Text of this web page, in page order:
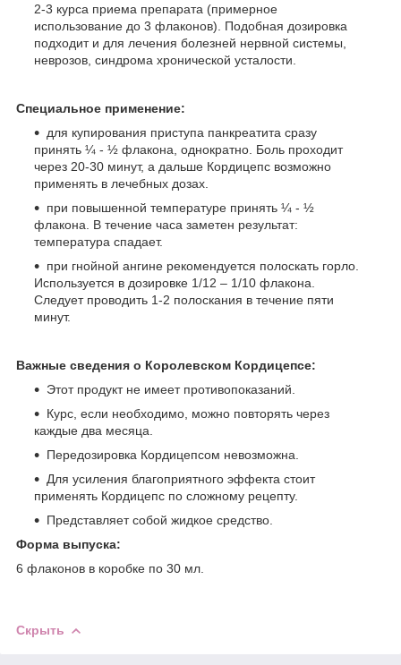
2-3 курса приема препарата (примерное
использование до 3 флаконов). Подобная дозировка
подходит и для лечения болезней нервной системы,
неврозов, синдрома хронической усталости.
Специальное применение:
для купирования приступа панкреатита сразу
принять ¼ - ½ флакона, однократно. Боль проходит
через 20-30 минут, а дальше Кордицепс возможно
применять в лечебных дозах.
при повышенной температуре принять ¼ - ½
флакона. В течение часа заметен результат:
температура спадает.
при гнойной ангине рекомендуется полоскать горло.
Используется в дозировке 1/12 – 1/10 флакона.
Следует проводить 1-2 полоскания в течение пяти
минут.
Важные сведения о Королевском Кордицепсе:
Этот продукт не имеет противопоказаний.
Курс, если необходимо, можно повторять через
каждые два месяца.
Передозировка Кордицепсом невозможна.
Для усиления благоприятного эффекта стоит
применять Кордицепс по сложному рецепту.
Представляет собой жидкое средство.
Форма выпуска:
6 флаконов в коробке по 30 мл.
Скрыть